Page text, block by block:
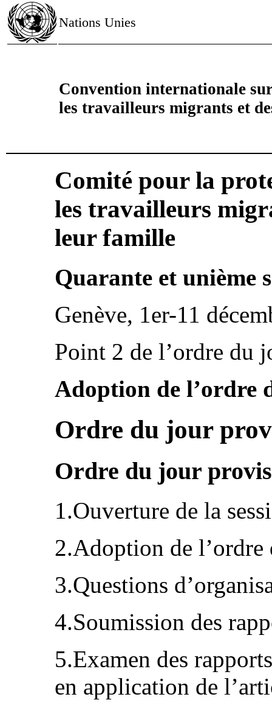
Nations Unies
Convention internationale
les travailleurs migrants et
Comité pour la
les travailleurs
leur famille
Quarante et unième
Genève, 1er-11
Point 2 de l’ordre du
Adoption de l’ordre
Ordre du jour
Ordre du jour
1.Ouverture de la
2.Adoption de l’ordre
3.Questions
4.Soumission des
5.Examen des
en application de